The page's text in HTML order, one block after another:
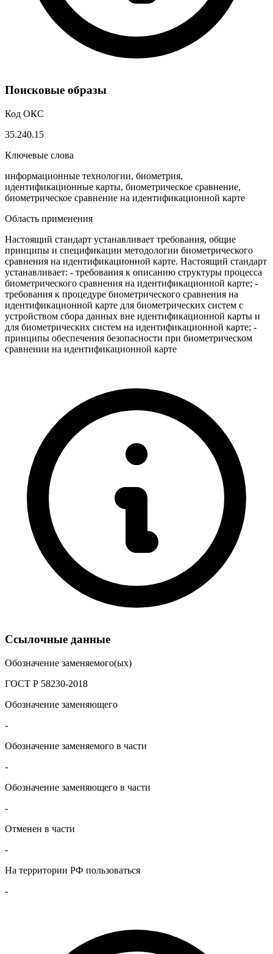
Поисковые образы
Код ОКС
35.240.15
Ключевые слова
информационные технологии, биометрия,
идентификационные карты, биометрическое сравнение,
биометрическое сравнение на идентификационной карте
Область применения
Настоящий стандарт устанавливает требования, общие
принципы и спецификации методологии биометрического
сравнения на идентификационной карте. Настоящий стандарт
устанавливает: - требования к описанию структуры процесса
биометрического сравнения на идентификационной карте; -
требования к процедуре биометрического сравнения на
идентификационной карте для биометрических систем с
устройством сбора данных вне идентификационной карты и
для биометрических систем на идентификационной карте; -
принципы обеспечения безопасности при биометрическом
сравнении на идентификационной карте
Ссылочные данные
Обозначение заменяемого(ых)
ГОСТ Р 58230-2018
Обозначение заменяющего
-
Обозначение заменяемого в части
-
Обозначение заменяющего в части
-
Отменен в части
-
На территории РФ пользоваться
-